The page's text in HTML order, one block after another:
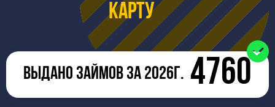
карту
ВЫДАНО ЗАЙМОВ ЗА 2026Г. 4760